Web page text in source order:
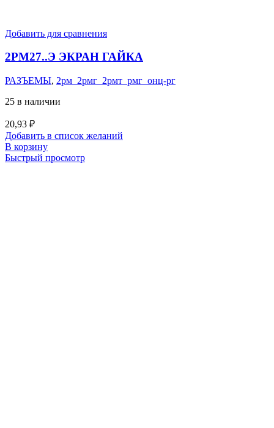
Добавить для сравнения
2РМ27..Э ЭКРАН ГАЙКА
РАЗЪЕМЫ, 2рм_2рмг_2рмт_рмг_онц-рг
25 в наличии
20,93 ₽
Добавить в список желаний
В корзину
Быстрый просмотр